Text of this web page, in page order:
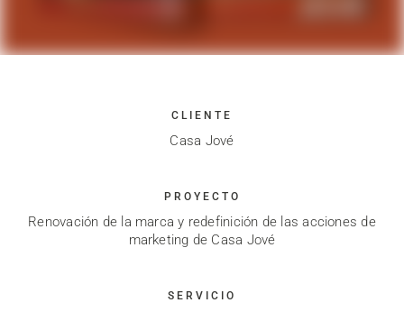
CLIENTE
Casa Jové
PROYECTO
Renovación de la marca y redefinición de las acciones de
marketing de Casa Jové
SERVICIO